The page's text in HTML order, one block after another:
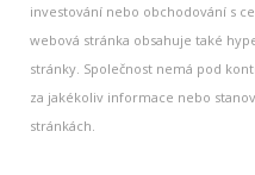
investování nebo obchodování s
webová stránka obsahuje také
stránky. Společnost nemá pod
za jakékoliv informace nebo
stránkách.